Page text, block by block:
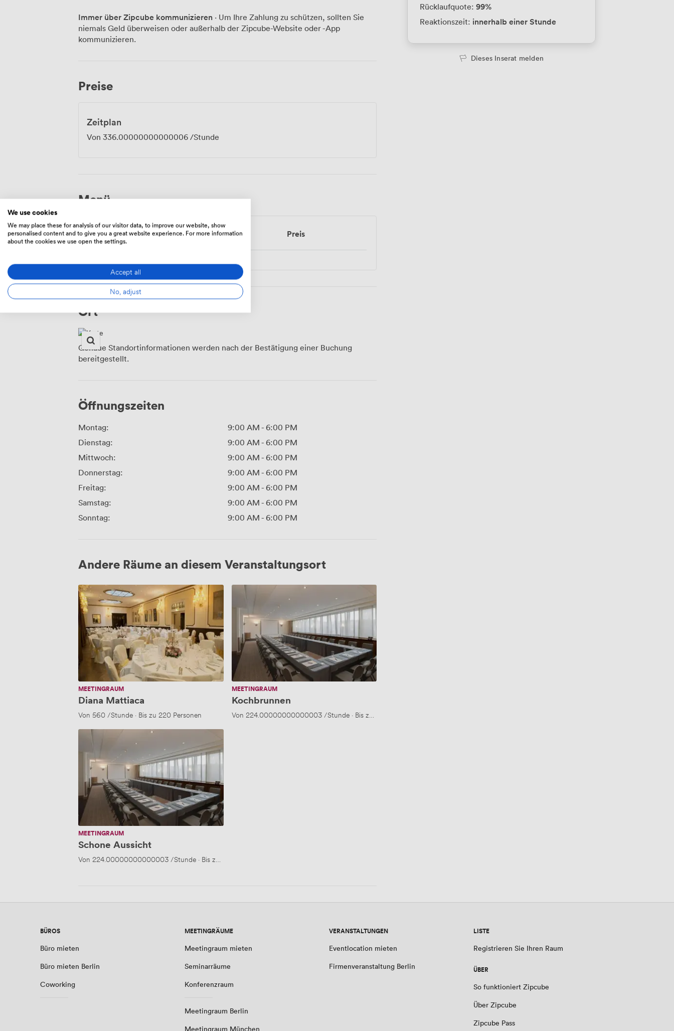
Immer über Zipcube kommunizieren · Um Ihre Zahlung zu schützen, sollten Sie
niemals Geld überweisen oder außerhalb der Zipcube-Website oder -App
kommunizieren.
Preise
Zeitplan
Von 336.00000000000006 /Stunde
Menü
Food And Drink Preis
Ort
Genaue Standortinformationen werden nach der Bestätigung einer Buchung
bereitgestellt.
Öffnungszeiten
Montag: 9:00 AM - 6:00 PM
Dienstag:
9:00 AM - 6:00 PM
Mittwoch:
9:00 AM - 6:00 PM
Donnerstag:
9:00 AM - 6:00 PM
Freitag:
9:00 AM - 6:00 PM
Samstag:
9:00 AM - 6:00 PM
Sonntag:
9:00 AM - 6:00 PM
Andere Räume an diesem Veranstaltungsort
Diana
Mattiaca
MEETINGRAUM
Diana Mattiaca
Von 560/Stunde · Bis zu 220 Personen
Kochbrunnen
MEETINGRAUM
Kochbrunnen
Von 224.00000000000003/Stunde· Bis zu 70 Personen
Schone
Aussicht
MEETINGRAUM
Schone Aussicht
Von 224.00000000000003/Stunde · Bis zu 70 Personen
Rücklaufquote: 99%
Reaktionszeit: innerhalb einer Stunde
Dieses Inserat melden
BÜROS
Büro mieten
Büro mieten Berlin
Coworking
MEETINGRÄUME
Meetingraum mieten
Seminarräume
Konferenzraum
Meetingraum Berlin
Meetingraum München
VERANSTALTUNGEN
Eventlocation mieten
Firmenveranstaltung Berlin
LISTE
Registrieren Sie Ihren Raum
ÜBER
So funktioniert Zipcube
Über Zipcube
Zipcube Pass
We use cookies
We may place these for analysis of our visitor data, to improve our website, show
personalised content and to give you a great website experience. For more information
about the cookies we use open the settings.
Accept all
No, adjust